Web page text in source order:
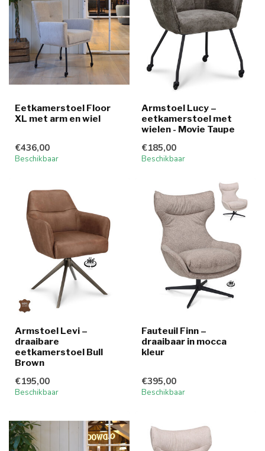
Eetkamerstoel Floor
XL met arm en wiel
€436,00
Beschikbaar
Armstoel Lucy –
eetkamerstoel met
wielen - Movie Taupe
€185,00
Beschikbaar
Armstoel Levi –
draaibare
eetkamerstoel Bull
Brown
€195,00
Beschikbaar
Fauteuil Finn –
draaibaar in mocca
kleur
€395,00
Beschikbaar